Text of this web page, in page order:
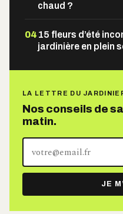
chaud ?
04 15 fleurs d’été
jardinière en plein
LA LETTRE DU
Nos conseils de
matin.
adresse
e-
mail
JE